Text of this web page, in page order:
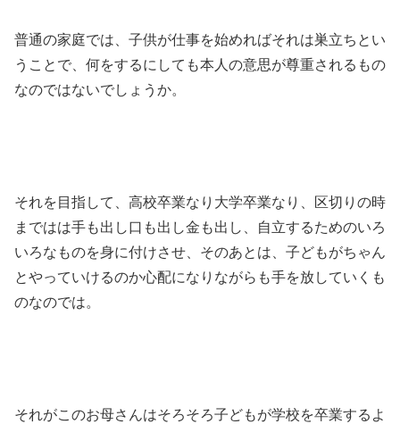
普通の家庭では、子供が仕事を始めればそれは巣立ちとい
うことで、何をするにしても本人の意思が尊重されるもの
なのではないでしょうか。
それを目指して、高校卒業なり大学卒業なり、区切りの時
まではは手も出し口も出し金も出し、自立するためのいろ
いろなものを身に付けさせ、そのあとは、子どもがちゃん
とやっていけるのか心配になりながらも手を放していくも
のなのでは。
それがこのお母さんはそろそろ子どもが学校を卒業するよ